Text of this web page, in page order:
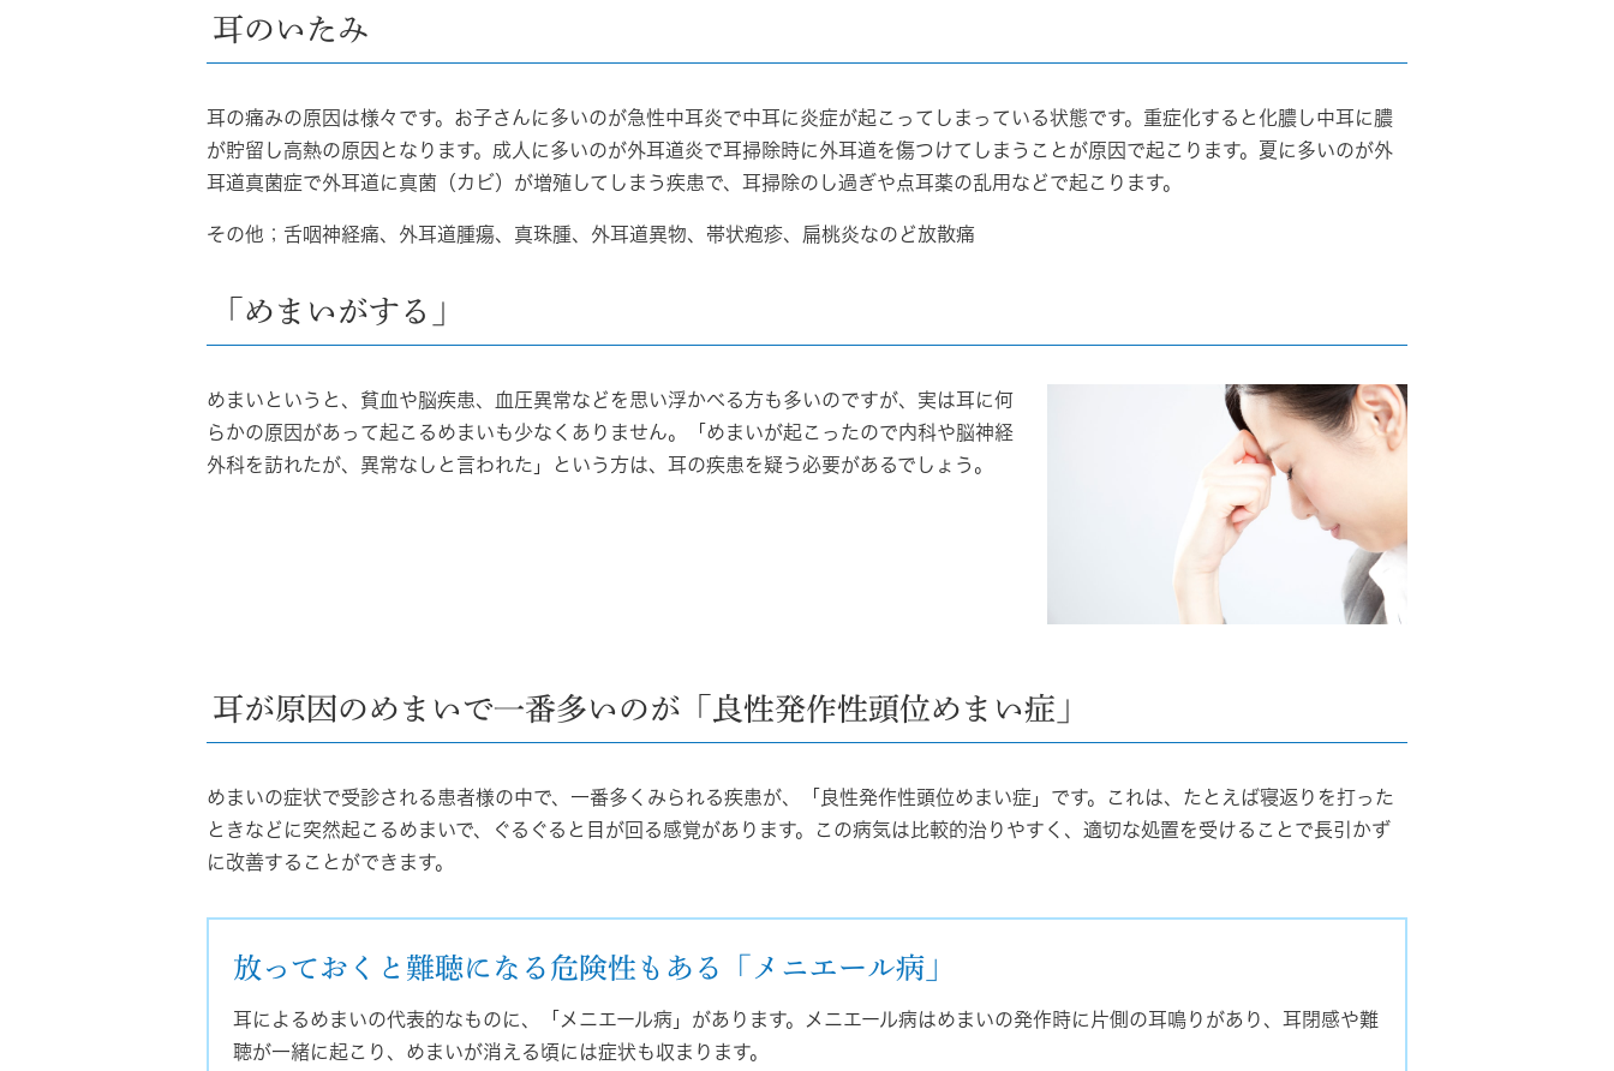
耳のいたみ
耳の痛みの原因は様々です。お子さんに多いのが急性中耳炎で中耳に炎症が起こってしまっている状態です。重症化すると化膿し中耳に膿
が貯留し高熱の原因となります。成人に多いのが外耳道炎で耳掃除時に外耳道を傷つけてしまうことが原因で起こります。夏に多いのが外
耳道真菌症で外耳道に真菌（カビ）が増殖してしまう疾患で、耳掃除のし過ぎや点耳薬の乱用などで起こります。
その他；舌咽神経痛、外耳道腫瘍、真珠腫、外耳道異物、帯状疱疹、扁桃炎なのど放散痛
「めまいがする」
めまいというと、貧血や脳疾患、血圧異常などを思い浮かべる方も多いのですが、実は耳に何
らかの原因があって起こるめまいも少なくありません。「めまいが起こったので内科や脳神経
外科を訪れたが、異常なしと言われた」という方は、耳の疾患を疑う必要があるでしょう。
耳が原因のめまいで一番多いのが「良性発作性頭位めまい症」
めまいの症状で受診される患者様の中で、一番多くみられる疾患が、「良性発作性頭位めまい症」です。これは、たとえば寝返りを打った
ときなどに突然起こるめまいで、ぐるぐると目が回る感覚があります。この病気は比較的治りやすく、適切な処置を受けることで長引かず
に改善することができます。
放っておくと難聴になる危険性もある「メニエール病」
耳によるめまいの代表的なものに、「メニエール病」があります。メニエール病はめまいの発作時に片側の耳鳴りがあり、耳閉感や難
聴が一緒に起こり、めまいが消える頃には症状も収まります。